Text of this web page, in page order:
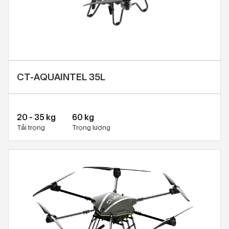
CT-AQUAINTEL 35L
20 - 35 kg
Tải trọng
60 kg
Trọng lượng